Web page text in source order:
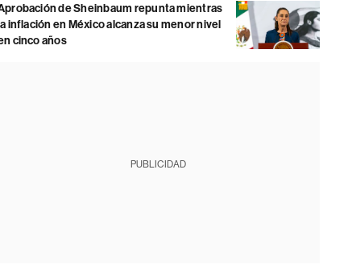
de Sheinbaum repunta mientras
inflación en México alcanza su menor nivel
cinco años
PUBLICIDAD